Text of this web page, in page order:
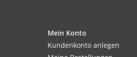
Mein Konto
Kundenkonto anlegen